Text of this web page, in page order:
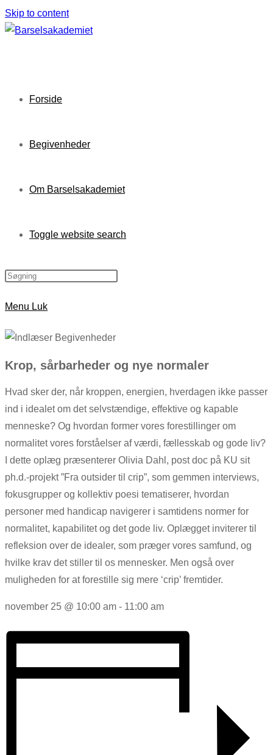
Skip to content
Forside
Begivenheder
Om Barselsakademiet
Toggle website search
Menu Luk
Krop, sårbarheder og nye normaler
Hvad sker der, når kroppen, energien, hverdagen ikke passer
ind i idealet om det selvstændige, effektive og kapable
menneske? Og hvordan former vores forestillinger om
normalitet vores forståelser af værdi, fællesskab og gode liv?
I dette oplæg præsenterer Olivia Dahl, post doc på KU sit
ph.d.-projekt ”Fra outsider til crip”, som gemmen interviews,
fokusgrupper og kollektiv poesi tematiserer, hvordan
personer med handicap navigerer i samtidens normer for
normalitet, kapabilitet og det gode liv. Oplægget inviterer til
refleksion over de idealer, som præger vores samfund, og
hvilke krav det stiller til os mennesker. Men også over
muligheden for at forestille sig mere ‘crip’ fremtider.
november 25 @ 10:00 am - 11:00 am